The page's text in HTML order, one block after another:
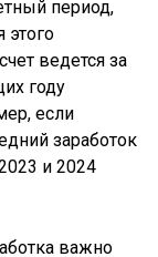
период,
этого
ведется за
году
если
заработок
и 2024
важно